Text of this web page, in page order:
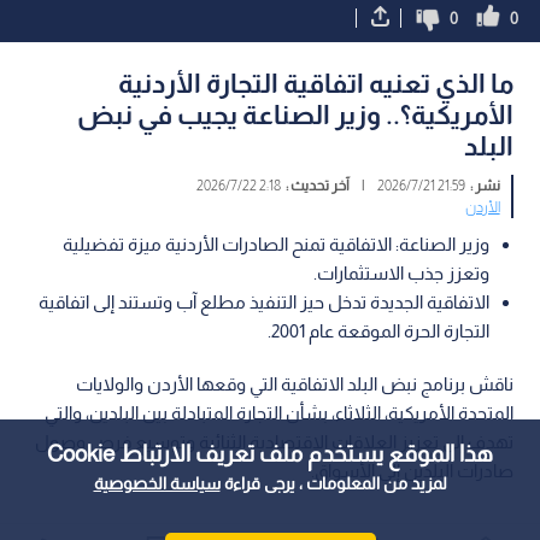
هذا الموقع يستخدم ملف تعريف الارتباط Cookie
لمزيد من المعلومات ، يرجى قراءةسياسة الخصوصية
0
0
ما الذي تعنيه اتفاقية التجارة الأردنية
الأمريكية؟.. وزير الصناعة يجيب في نبض
البلد
نشر :21:59 2026/7/21
| آخر تحديث :2:18 2026/7/22
الأردن
وزير الصناعة: الاتفاقية تمنح الصادرات الأردنية ميزة تفضيلية
وتعزز جذب الاستثمارات.
الاتفاقية الجديدة تدخل حيز التنفيذ مطلع آب وتستند إلى اتفاقية
التجارة الحرة الموقعة عام 2001.
ناقش برنامج نبض البلد الاتفاقية التي وقعها الأردن والولايات
المتحدة الأمريكية، الثلاثاء، بشأن التجارة المتبادلة بين البلدين، والتي
تهدف إلى تعزيز العلاقات الاقتصادية الثنائية وتوسيع فرص وصول
صادرات البلدين إلى الأسواق.